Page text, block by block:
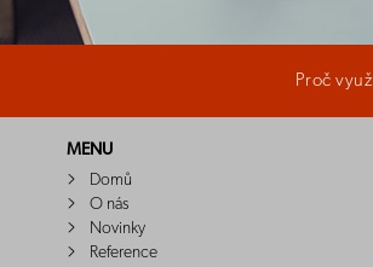
Proč
MENU
Domů
O nás
Novinky
Reference